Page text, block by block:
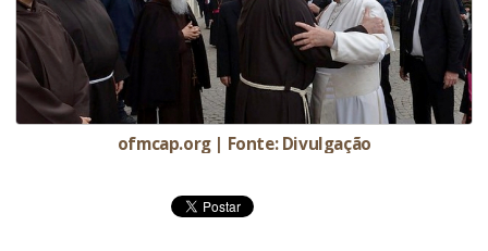
ofmcap.org | Fonte: Divulgação